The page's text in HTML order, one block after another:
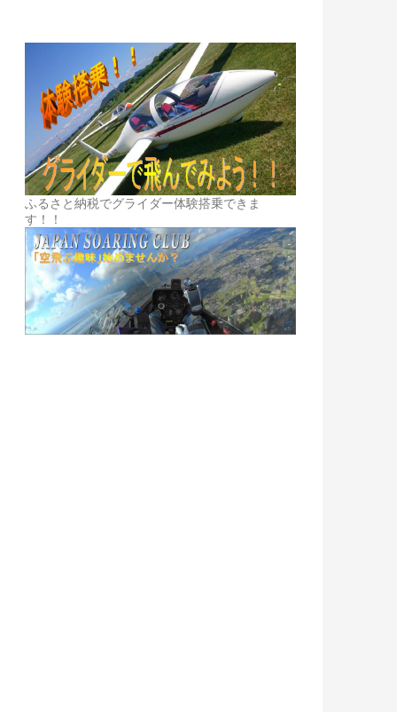
ふるさと納税でグライダー体験搭乗できま
す！！